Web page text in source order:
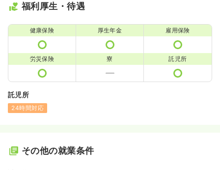
福利厚生・待遇
健康保険 厚生年金 雇用保険
労災保険 寮 託児所
託児所
24時間対応
その他の就業条件